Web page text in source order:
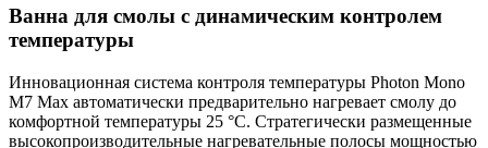
Ванна для смолы с динамическим контролем
температуры
Инновационная система контроля температуры Photon Mono
M7 Max автоматически предварительно нагревает смолу до
комфортной температуры 25 °C. Стратегически размещенные
высокопроизводительные нагревательные полосы мощностью